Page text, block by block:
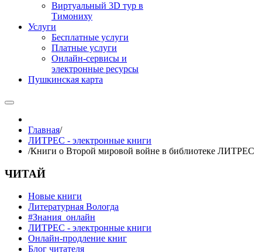
Виртуальный 3D тур в
Тимониху
Услуги
Бесплатные услуги
Платные услуги
Онлайн-сервисы и
электронные ресурсы
Пушкинская карта
Главная/
ЛИТРЕС - электронные книги
/Книги о Второй мировой войне в библиотеке ЛИТРЕС
ЧИТАЙ
Новые книги
Литературная Вологда
#Знания_онлайн
ЛИТРЕС - электронные книги
Онлайн-продление книг
Блог читателя